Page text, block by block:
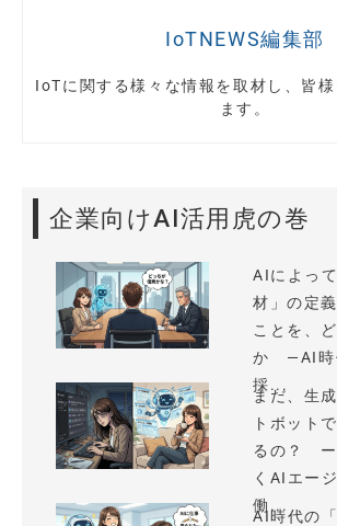
IoTNEWS編集部
IoTに関する様々な情報を取材し、皆
ます。
企業向けAI活用虎の巻
AIによっ
材」の定
ことを、
か —AI時
採...
まだ、生
トボット
るの？ ー
くAIエー
働...
AI時代の